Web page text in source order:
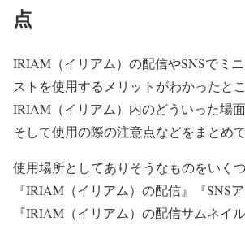
点
IRIAM（イリアム）の配信やSNSでミ
ストを使用するメリットがわかったと
IRIAM（イリアム）内のどういった場
そして使用の際の注意点などをまとめて
使用場所としてありそうなものをいく
『IRIAM（イリアム）の配信』『SNSア
『IRIAM（イリアム）の配信サムネイ